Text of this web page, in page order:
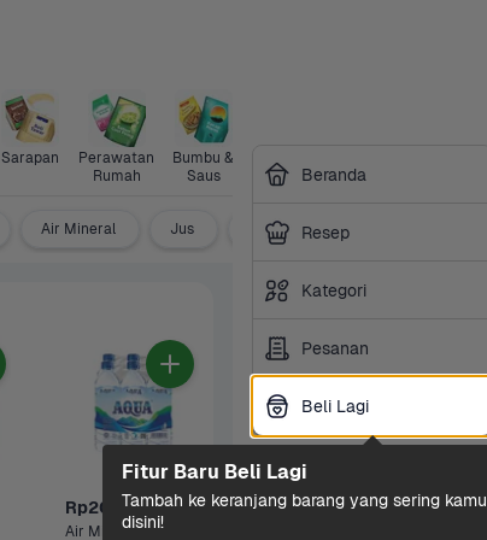
Sarapan
Perawatan
Rumah
Bumbu &
Saus
Diri
Premium
Air Mineral Jus Soda Teh
Rp20.300
Air Mineral Aqua
Beranda
Resep
Kategori
Pesanan
Beli Lagi
Beli Lagi
Fitur Baru Beli Lagi
Tambah ke keranjang barang yang sering
disini!